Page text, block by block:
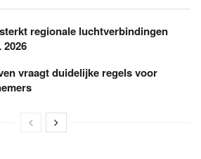
regionale luchtverbindingen
vraagt duidelijke regels voor